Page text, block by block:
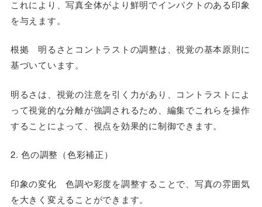
これにより、写真全体がより鮮明でインパクトのある印象
を与えます。
根拠 明るさとコントラストの調整は、視覚の基本原則に
基づいています。
明るさは、視覚の注意を引く力があり、コントラストによ
って視覚的な分離が強調されるため、編集でこれらを操作
することによって、視点を効果的に制御できます。
2. 色の調整（色彩補正）
印象の変化 色調や彩度を調整することで、写真の雰囲気
を大きく変えることができます。